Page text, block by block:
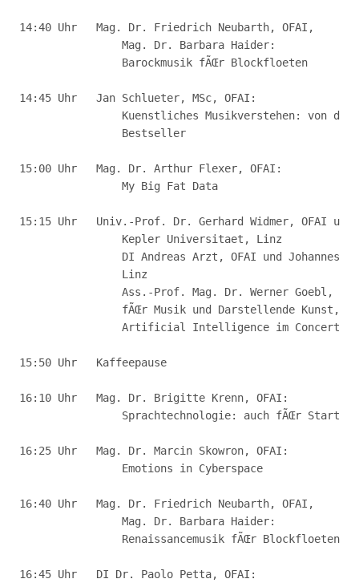
14:40 Uhr   Mag. Dr. Friedrich Neubarth, OFAI,
                Mag. Dr. Barbara Haider:
                Barockmusik fÃŒr Blockfloeten
14:45 Uhr   Jan Schlueter, MSc, OFAI:
Kuenstliches Musikverstehen: von der
                Bestseller
15:00 Uhr   Mag. Dr. Arthur Flexer, OFAI:
                My Big Fat Data
15:15 Uhr   Univ.-Prof. Dr. Gerhard Widmer, OFAI
                Kepler Universitaet, Linz
DI Andreas Arzt, OFAI und Johannes
                Linz
Ass.-Prof. Mag. Dr. Werner Goebl,
fÃŒr Musik und Darstellende Kunst,
Artificial Intelligence im
15:50 Uhr   Kaffeepause
16:10 Uhr   Mag. Dr. Brigitte Krenn, OFAI:
Sprachtechnologie: auch fÃŒr Start-
16:25 Uhr   Mag. Dr. Marcin Skowron, OFAI:
                Emotions in Cyberspace
16:40 Uhr   Mag. Dr. Friedrich Neubarth, OFAI,
                Mag. Dr. Barbara Haider:
Renaissancemusik fÃŒr
16:45 Uhr   DI Dr. Paolo Petta, OFAI: